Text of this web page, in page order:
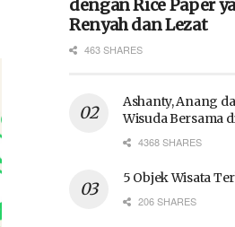
dengan Rice Paper
Renyah dan Lezat
463 SHARES
Ashanty, Anang
Wisuda Bersama
4368 SHARES
5 Objek Wisata
206 SHARES